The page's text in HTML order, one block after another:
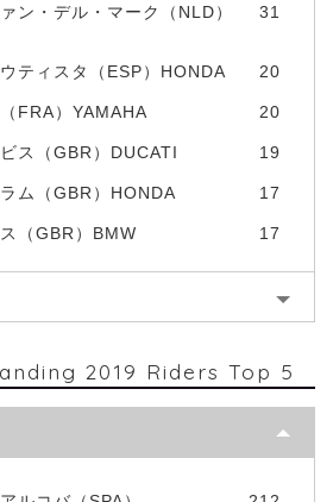
ン・デル・マーク（NLD）
31
ティスタ（ESP）HONDA 20
FRA）YAMAHA 20
ス（GBR）DUCATI 19
ム（GBR）HONDA 17
（GBR）BMW 17
2019 Riders Top 5